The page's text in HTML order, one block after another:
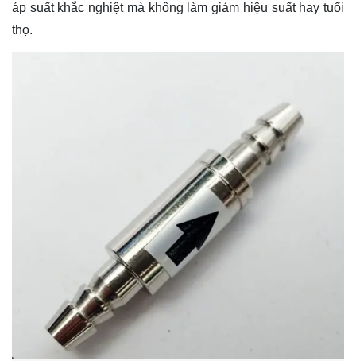
áp suất khắc nghiệt mà không làm giảm hiệu suất hay tuổi
thọ.